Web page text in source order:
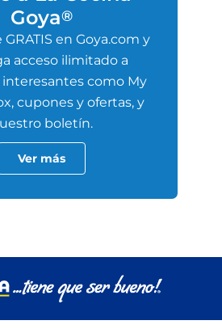
Goya®
en Goya.com y
acceso ilimitado a
como My
cupones y ofertas, y
boletín.
Ver más